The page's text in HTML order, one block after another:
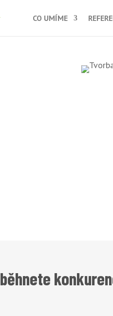
CO UMÍME